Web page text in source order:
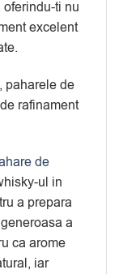
ti nu
excelent
paharele de
rafinament
de
ul in
a prepara
a
ca arome
iar